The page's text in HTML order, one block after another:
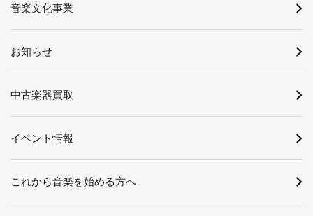
音楽文化事業
お知らせ
中古楽器買取
イベント情報
これから音楽を始める方へ